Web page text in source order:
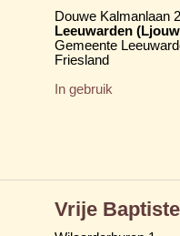
Douwe Kalmanlaan 2
Leeuwarden
Gemeente
Friesland
In gebruik
Vrije